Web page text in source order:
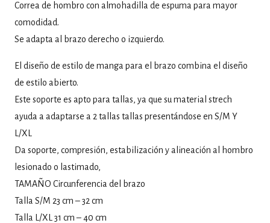
Correa de hombro con almohadilla de espuma para mayor
comodidad.
Se adapta al brazo derecho o izquierdo.
El diseño de estilo de manga para el brazo combina el diseño
de estilo abierto.
Este soporte es apto para tallas, ya que su material strech
ayuda a adaptarse a 2 tallas tallas presentándose en S/M Y
L/XL
Da soporte, compresión, estabilización y alineación al hombro
lesionado o lastimado,
TAMAÑO Circunferencia del brazo
Talla S/M 23 cm – 32 cm
Talla L/XL 31 cm – 40 cm